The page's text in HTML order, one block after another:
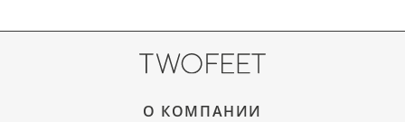
О КОМПАНИИ